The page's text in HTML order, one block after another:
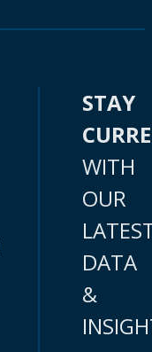
STAY
WITH
OUR
DATA
&